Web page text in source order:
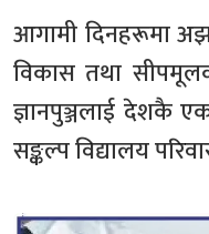
आगामी दिनहरूमा अझ
विकास तथा
ज्ञानपुञ्जलाई देशकै
सङ्कल्प विद्यालय